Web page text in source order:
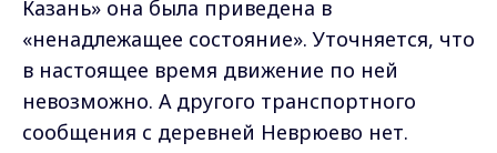
Казань» она была приведена в
«ненадлежащее состояние». Уточняется, что
в настоящее время движение по ней
невозможно. А другого транспортного
сообщения с деревней Неврюево нет.